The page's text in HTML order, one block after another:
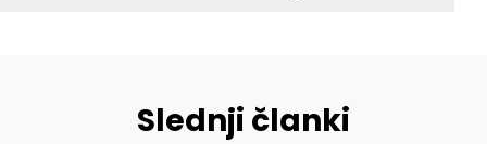
Slednji članki